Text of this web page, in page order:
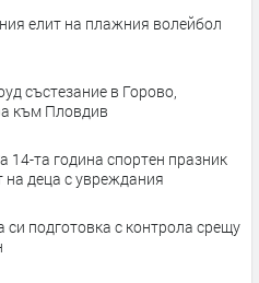
елит на плажния волейбол
състезание в Горово,
към Пловдив
та година спортен празник
на деца с увреждания
си подготовка с контрола срещу